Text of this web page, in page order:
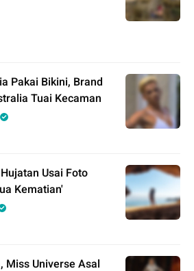
Pakai Bikini, Brand
Tuai Kecaman
Usai Foto
Kematian'
Miss Universe Asal